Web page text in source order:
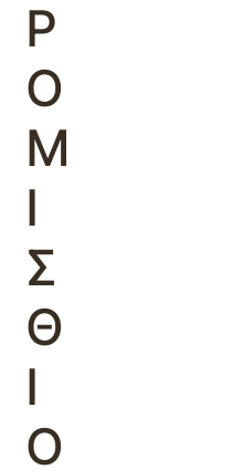
Ρ
Ο
Μ
Ι
Σ
Θ
Ι
Ο